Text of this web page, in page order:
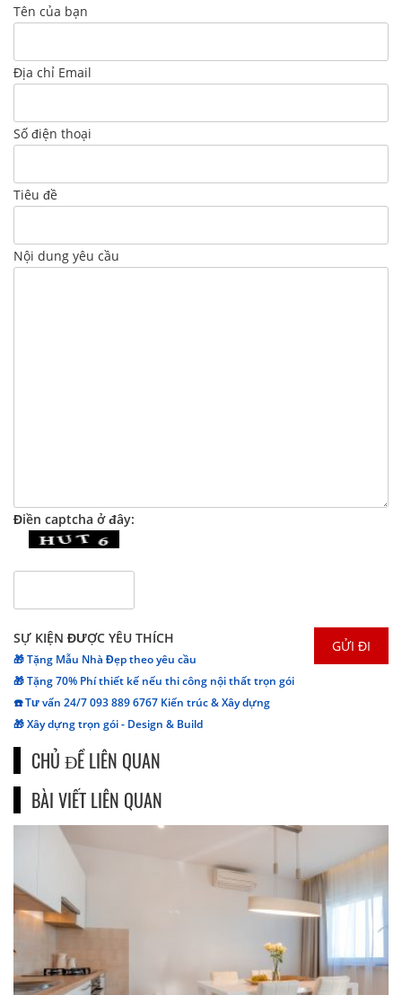
Tên của bạn
Địa chỉ Email
Số điện thoại
Tiêu đề
Nội dung yêu cầu
Điền captcha ở đây:
SỰ KIỆN ĐƯỢC YÊU THÍCH
🎁 Tặng Mẫu Nhà Đẹp theo yêu cầu
🎁 Tặng 70% Phí thiết kế nếu thi công nội thất trọn gói
☎️ Tư vấn 24/7 093 889 6767 Kiến trúc & Xây dựng
🎁 Xây dựng trọn gói - Design & Build
CHỦ ĐỀ LIÊN QUAN
BÀI VIẾT LIÊN QUAN